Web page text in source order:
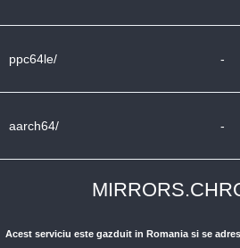
ppc64le/ -
aarch64/ -
Acest serviciu este gazduit in Romania si se